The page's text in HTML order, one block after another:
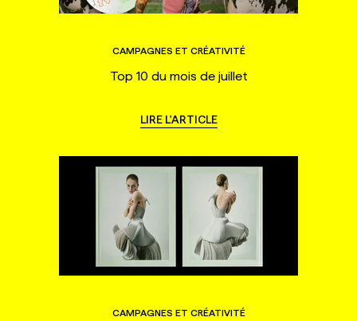
CAMPAGNES ET CRÉATIVITÉ
Top 10 du mois de juillet
LIRE L'ARTICLE
CAMPAGNES ET CRÉATIVITÉ